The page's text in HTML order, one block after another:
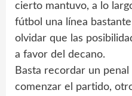
cierto mantuvo, a lo
fútbol una línea
olvidar que las
a favor del decano.
Basta recordar un
comenzar el partido,